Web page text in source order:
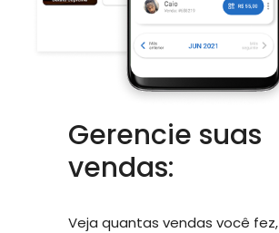
Gerencie suas
vendas:
Veja quantas vendas você fez,